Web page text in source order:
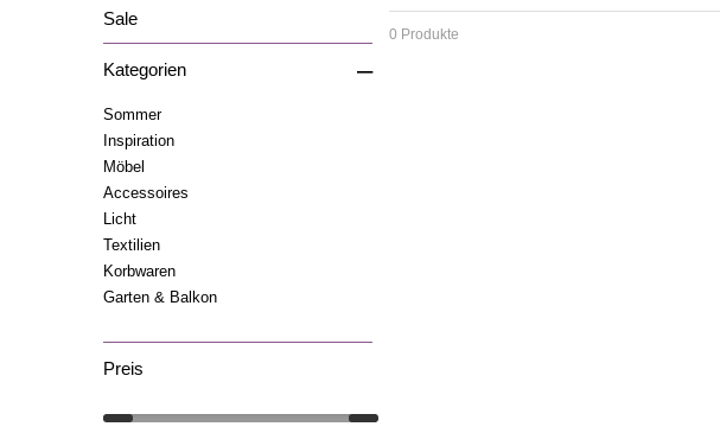
0 Produkte
Sale
Kategorien –
Sommer
Inspiration
Möbel
Accessoires
Licht
Textilien
Korbwaren
Garten & Balkon
Preis